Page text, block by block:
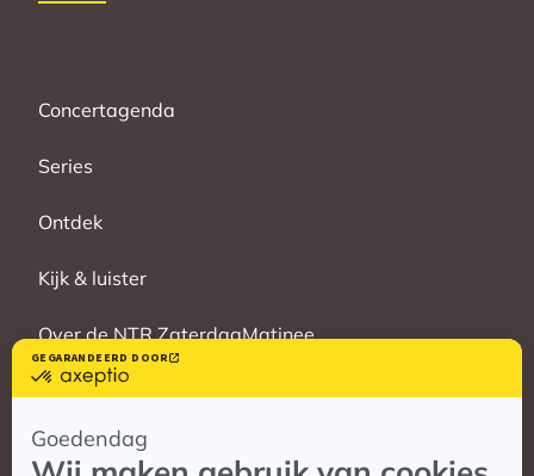
Concertagenda
Series
Ontdek
Kijk & luister
Over de NTR ZaterdagMatinee
Vrienden
Veelgestelde vragen